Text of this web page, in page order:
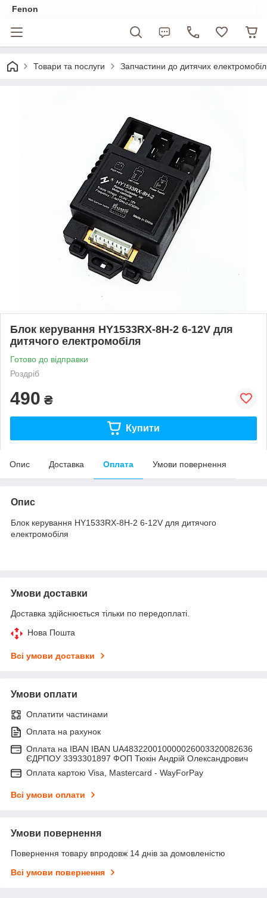
Fenon
Товари та послуги Запчастини до дитячих
Блок керування HY1533RX-8H-2 6-12V для
дитячого електромобіля
Готово до відправки
Роздріб
490 ₴
Купити
Опис Доставка Оплата Умови повернення
Опис
Блок керування HY1533RX-8H-2 6-12V для дитячого
електромобіля
Умови доставки
Доставка здійснюється тільки по передоплаті.
Нова Пошта
Всі умови доставки
Умови оплати
Оплатити частинами
Оплата на рахунок
Оплата на IBAN IBAN UA483220010000026003320082636
ЄДРПОУ 3393301897 ФОП Тюкін Андрій Олександрович
Оплата картою Visa, Mastercard - WayForPay
Всі умови оплати
Умови повернення
Повернення товару впродовж 14 днів за домовленістю
Всі умови повернення